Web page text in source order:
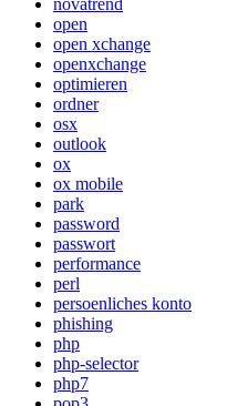
novatrend
open
open xchange
openxchange
optimieren
ordner
osx
outlook
ox
ox mobile
park
password
passwort
performance
perl
persoenliches konto
phishing
php
php-selector
php7